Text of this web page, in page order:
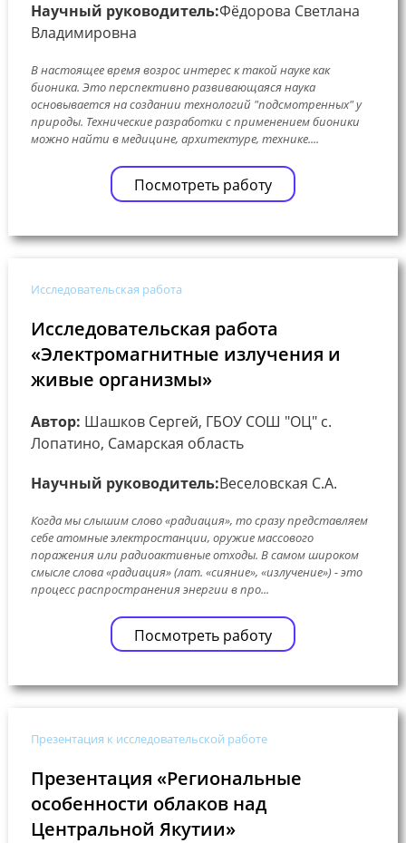
Научный руководитель:Фёдорова Светлана
Владимировна
В настоящее время возрос интерес к такой науке как
бионика. Это перспективно развивающаяся наука
основывается на создании технологий "подсмотренных" у
природы. Технические разработки с применением бионики
можно найти в медицине, архитектуре, технике....
Посмотреть работу
Исследовательская работа
Исследовательская работа
«Электромагнитные излучения и
живые организмы»
Автор: Шашков Сергей, ГБОУ СОШ "ОЦ" с.
Лопатино, Самарская область
Научный руководитель:Веселовская С.А.
Когда мы слышим слово «радиация», то сразу представляем
себе атомные электростанции, оружие массового
поражения или радиоактивные отходы. В самом широком
смысле слова «радиация» (лат. «сияние», «излучение») - это
процесс распространения энергии в про...
Посмотреть работу
Презентация к исследовательской работе
Презентация «Региональные
особенности облаков над
Центральной Якутии»